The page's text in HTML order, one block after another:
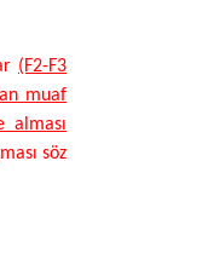
(F2-F3
muaf
alması
söz